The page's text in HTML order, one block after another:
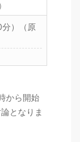
分）（原
から開始
となりま